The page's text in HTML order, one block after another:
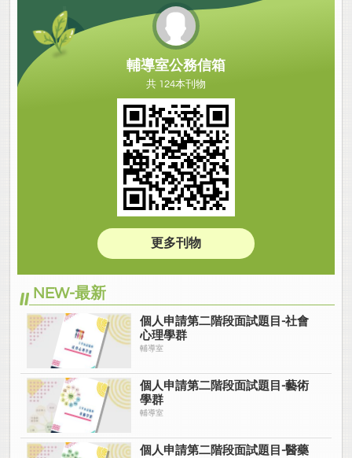
輔導室公務信箱
共 124本刊物
更多刊物
NEW-最新
個人申請第二階段面試題目-社會
心理學群
輔導室
個人申請第二階段面試題目-藝術
學群
輔導室
個人申請第二階段面試題目-醫藥